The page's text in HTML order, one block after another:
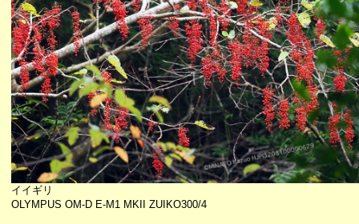
イイギリ
OLYMPUS OM-D E-M1 MKII ZUIKO300/4